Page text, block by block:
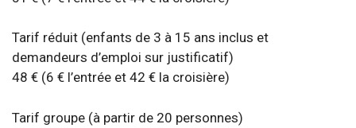
Tarif réduit (enfants de 3 à 15 ans inclus et
demandeurs d’emploi sur justificatif)
48 € (6 € l’entrée et 42 € la croisière)
Tarif groupe (à partir de 20 personnes)